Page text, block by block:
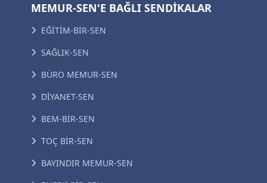
MEMUR-SEN'E BAĞLI SENDİKALAR
EĞİTİM-BİR-SEN
SAĞLIK-SEN
BÜRO MEMUR-SEN
DİYANET-SEN
BEM-BİR-SEN
TOÇ BİR-SEN
BAYINDIR MEMUR-SEN